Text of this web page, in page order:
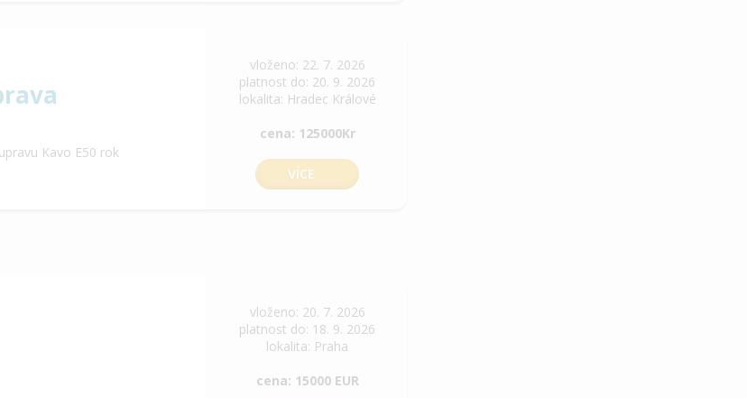
Kavo E50 rok
vloženo: 22. 7. 2026
platnost do: 20. 9. 2026
lokalita: Hradec Králové
cena: 125000Kr
VÍCE
vloženo: 20. 7. 2026
platnost do: 18. 9. 2026
lokalita: Praha
cena: 15000 EUR